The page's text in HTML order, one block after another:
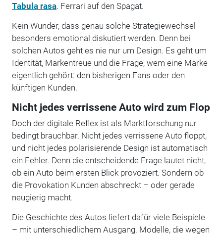
Tabula rasa. Ferrari auf den Spagat.
Kein Wunder, dass genau solche Strategiewechsel
besonders emotional diskutiert werden. Denn bei
solchen Autos geht es nie nur um Design. Es geht um
Identität, Markentreue und die Frage, wem eine Marke
eigentlich gehört: den bisherigen Fans oder den
künftigen Kunden.
Nicht jedes verrissene Auto wird zum Flop
Doch der digitale Reflex ist als Marktforschung nur
bedingt brauchbar. Nicht jedes verrissene Auto floppt,
und nicht jedes polarisierende Design ist automatisch
ein Fehler. Denn die entscheidende Frage lautet nicht,
ob ein Auto beim ersten Blick provoziert. Sondern ob
die Provokation Kunden abschreckt – oder gerade
neugierig macht.
Die Geschichte des Autos liefert dafür viele Beispiele
– mit unterschiedlichem Ausgang. Modelle, die wegen